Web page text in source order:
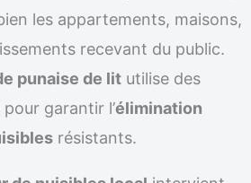
les appartements, maisons,
recevant du public.
punaise de lit utilise des
garantir l’élimination
résistants.